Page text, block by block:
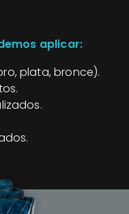
aplicar:
plata, bronce).